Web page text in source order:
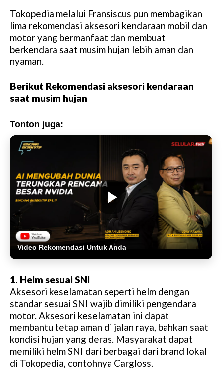
e
Tokopedia melalui Fransiscus pun membagikan
lima rekomendasi aksesori kendaraan mobil dan
motor yang bermanfaat dan membuat
berkendara saat musim hujan lebih aman dan
nyaman.
Berikut Rekomendasi aksesori kendaraan
saat musim hujan
Tonton juga:
Video Rekomendasi Untuk Anda
1. Helm sesuai SNI
Aksesori keselamatan seperti helm dengan
standar sesuai SNI wajib dimiliki pengendara
motor. Aksesori keselamatan ini dapat
membantu tetap aman di jalan raya, bahkan saat
kondisi hujan yang deras. Masyarakat dapat
memiliki helm SNI dari berbagai dari brand lokal
di Tokopedia, contohnya Cargloss.